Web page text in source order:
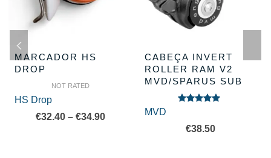
MARCADOR HS
DROP
NOT RATED
HS Drop
€32.40 – €34.90Price
CABEÇA INVERT
ROLLER RAM V2
MVD/SPARUS SUB
MVD
€38.50